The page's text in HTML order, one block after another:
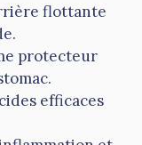
flottante
protecteur
efficaces